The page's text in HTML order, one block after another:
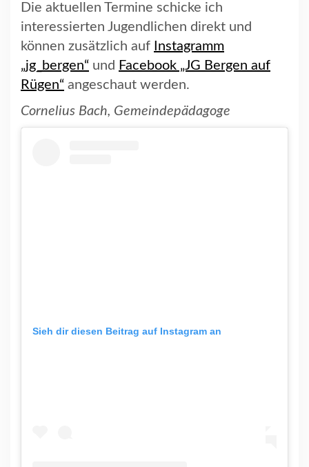
Die aktuellen Termine schicke ich
interessierten Jugendlichen direkt und
können zusätzlich auf Instagramm
„jg_bergen“ und Facebook „JG Bergen auf
Rügen“ angeschaut werden.
Cornelius Bach, Gemeindepädagoge
Sieh dir diesen Beitrag auf Instagram an